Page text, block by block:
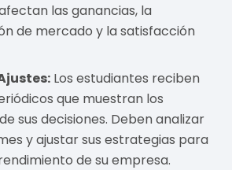
las ganancias, la
de mercado y la satisfacción
Los estudiantes reciben
que muestran los
sus decisiones. Deben analizar
y ajustar sus estrategias para
de su empresa.